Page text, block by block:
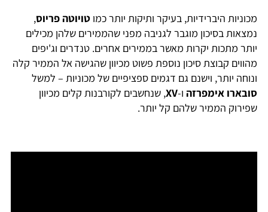
מכוניות היברידיות, בעיקר ותיקות יותר כמו טויוטה פריוס,
נמצאות בסיכון מוגבר לגניבה מפני שהממירים שלהן מכילים
יותר מתכות יקרות מאשר בממירים אחרים. טנדרים וג'יפים
מהווים קבוצת סיכון נוספת פשוט מכיוון שהגישה אל הממיר קלה
ונוחה יותר, וישנם גם דגמים ספציפיים של מכוניות – למשל
סובארו אימפרזה ו-XV, שנחשבים לקורבנות קלים מכיוון
שפירוק הממיר שלהם קל יותר.